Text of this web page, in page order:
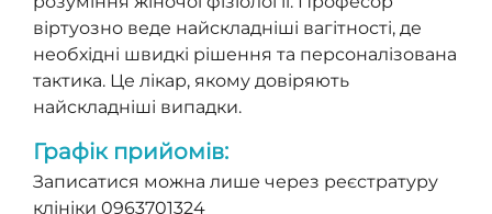
віртуозно веде найскладніші вагітності, де
необхідні швидкі рішення та персоналізована
тактика. Це лікар, якому довіряють
найскладніші випадки.
Графік прийомів:
Записатися можна лише через реєстратуру
клініки 0963701324